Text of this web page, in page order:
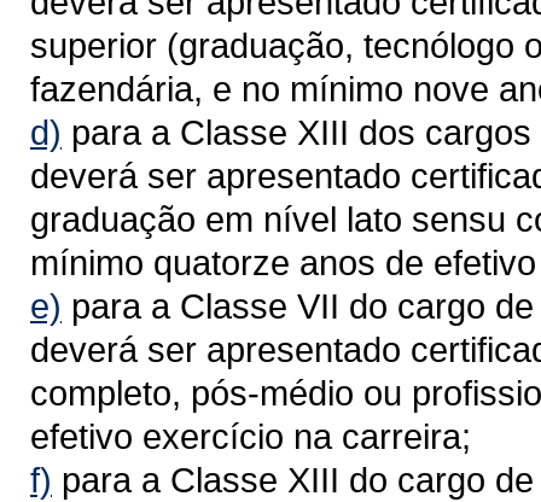
superior (graduação, tecnólogo
fazendária, e no mínimo nove
d) para a Classe XIII dos
deverá ser apresentado
graduação em nível lato sensu
mínimo quatorze anos de
e) para a Classe VII do cargo
deverá ser apresentado
completo, pós-médio ou
efetivo exercício na carreira;
f) para a Classe XIII do cargo